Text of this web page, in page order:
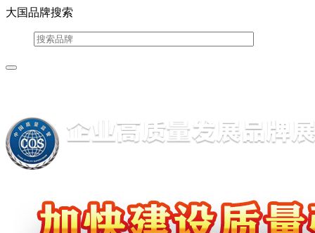
大国品牌搜索